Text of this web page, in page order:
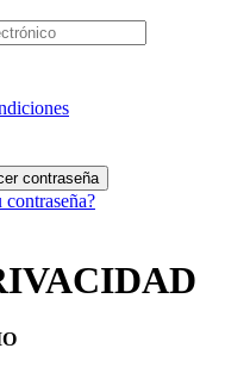
contraseña